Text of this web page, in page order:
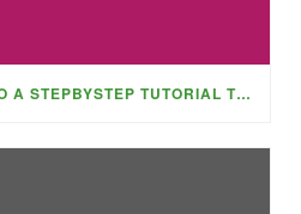
RIPPER ONLINE CASINO A STEPBYSTEP TUTORIAL TO MAXIMISING WEEKLY AND MONTHLY PROMOTIONS